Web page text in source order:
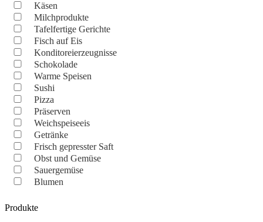
Käsen
Milchprodukte
Tafelfertige Gerichte
Fisch auf Eis
Konditoreierzeugnisse
Schokolade
Warme Speisen
Sushi
Pizza
Präserven
Weichspeiseeis
Getränke
Frisch gepresster Saft
Obst und Gemüse
Sauergemüse
Blumen
Produkte